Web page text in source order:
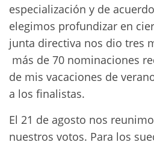
especialización y de
elegimos profundizar en
junta directiva nos dio tres
más de 70 nominaciones
de mis vacaciones de
a los finalistas.
El 21 de agosto nos
nuestros votos. Para los